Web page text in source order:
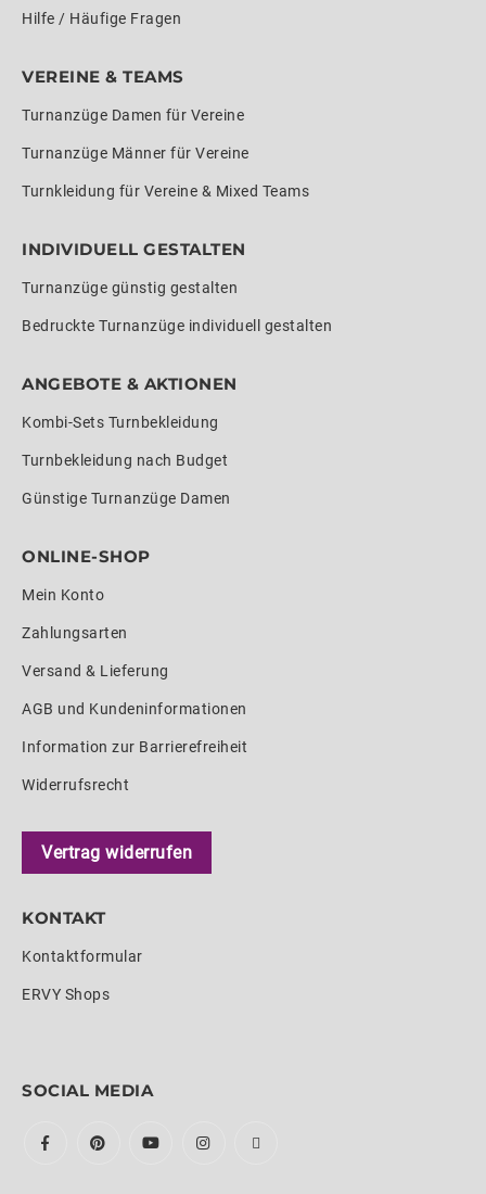
Hilfe / Häufige Fragen
VEREINE & TEAMS
Turnanzüge Damen für Vereine
Turnanzüge Männer für Vereine
Turnkleidung für Vereine & Mixed Teams
INDIVIDUELL GESTALTEN
Turnanzüge günstig gestalten
Bedruckte Turnanzüge individuell gestalten
ANGEBOTE & AKTIONEN
Kombi-Sets Turnbekleidung
Turnbekleidung nach Budget
Günstige Turnanzüge Damen
ONLINE-SHOP
Mein Konto
Zahlungsarten
Versand & Lieferung
AGB und Kundeninformationen
Information zur Barrierefreiheit
Widerrufsrecht
Vertrag widerrufen
KONTAKT
Kontaktformular
ERVY Shops
SOCIAL MEDIA